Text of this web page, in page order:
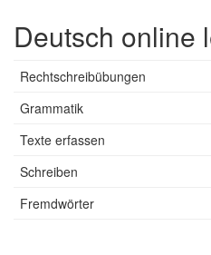
Deutsch online
Rechtschreibübungen
Grammatik
Texte erfassen
Schreiben
Fremdwörter